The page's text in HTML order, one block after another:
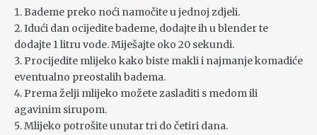
Bademe preko noći namočite u jednoj zdjeli.
Idući dan ocijedite bademe, dodajte ih u blender te
dodajte 1 litru vode. Miješajte oko 20 sekundi.
Procijedite mlijeko kako biste makli i najmanje komadiće
eventualno preostalih badema.
Prema želji mlijeko možete zasladiti s medom ili
agavinim sirupom.
Mlijeko potrošite unutar tri do četiri dana.